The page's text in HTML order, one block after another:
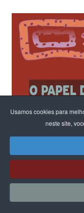
Usamos cookies para
neste site,